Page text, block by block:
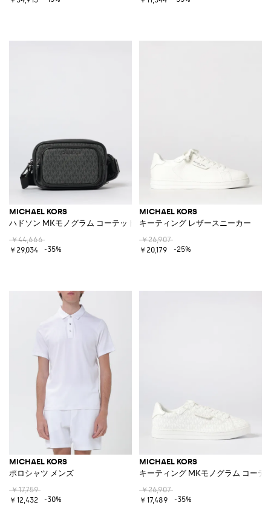
MICHAEL KORS
ハドソン MKモノグラム コーテッドコットンバッグ
￥44,666
￥29,034
-35%
MICHAEL KORS
キーティング レザースニーカー
￥26,907
￥20,179
-25%
MICHAEL KORS
ポロシャツ メンズ
￥17,759
￥12,432
-30%
MICHAEL KORS
キーティング MKモノグラム コーテ
￥26,907
￥17,489
-35%